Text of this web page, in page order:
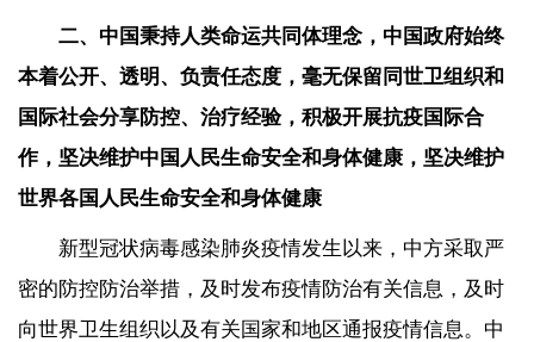
二、中国秉持人类命运共同体理念，中国政府始终
本着公开、透明、负责任态度，毫无保留同世卫组织和
国际社会分享防控、治疗经验，积极开展抗疫国际合
作，坚决维护中国人民生命安全和身体健康，坚决维护
世界各国人民生命安全和身体健康
新型冠状病毒感染肺炎疫情发生以来，中方采取严
密的防控防治举措，及时发布疫情防治有关信息，及时
向世界卫生组织以及有关国家和地区通报疫情信息。中